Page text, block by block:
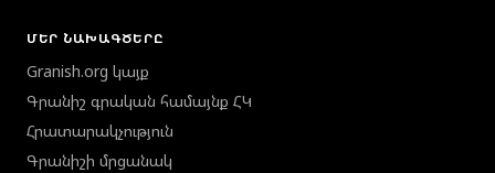
ՄԵՐ ՆԱԽԱԳԾԵՐԸ
Granish.org կայք
Գրանիշ գրական համայնք ՀԿ
Հրատարակչություն
Գրանիշի մրցանակ